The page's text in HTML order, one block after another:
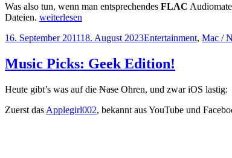
Was also tun, wenn man entsprechendes FLAC
Dateien. FLAC
in
weiterlesen
Veröffentlicht
16. September 201118. August 2023Kategorien
Entertainment, Mac /
Music Picks: Geek Edition!
Heute gibt’s was auf die Nase Ohren, und zwar iOS lastig:
Zuerst das Applegirl002, bekannt aus YouTube und